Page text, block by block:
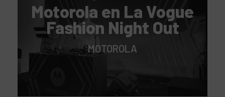
Motorola en La Vogue
Fashion Night Out
MOTOROLA